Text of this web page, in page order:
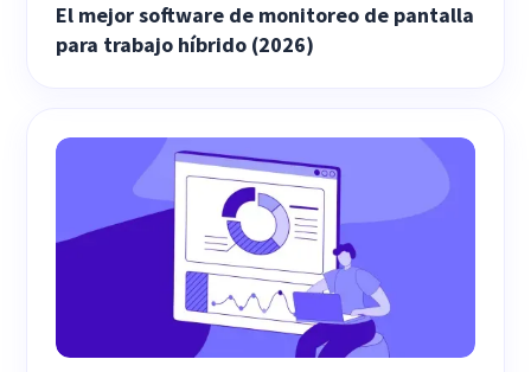
El mejor software de monitoreo de pantalla
para trabajo híbrido (2026)